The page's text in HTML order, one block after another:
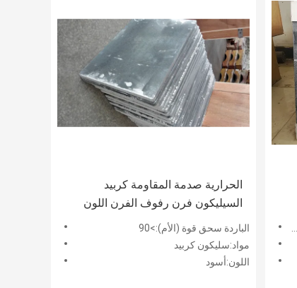
الحرارية صدمة المقاومة كربيد
السيليكون فرن رفوف الفرن اللون
الأسود
الباردة سحق قوة (الأم):>90
مواد:سليكون كربيد
اللون:أسود